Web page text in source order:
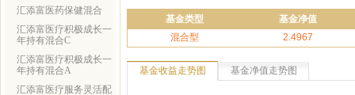
汇添富医药保健混合
汇添富医疗积极成长一
年持有混合C
汇添富医疗积极成长一
年持有混合A
汇添富医疗服务灵活配
基金类型
基金净值
混合型
2.4967
基金收益走势图 基金净值走势图